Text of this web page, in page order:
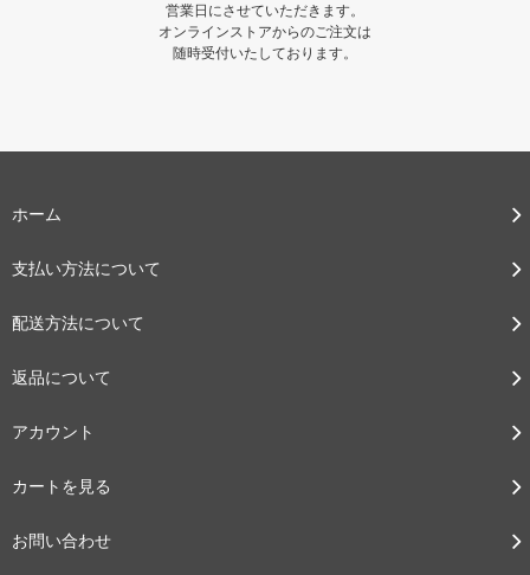
営業日にさせていただきます。
オンラインストアからのご注文は
随時受付いたしております。
ホーム
支払い方法について
配送方法について
返品について
アカウント
カートを見る
お問い合わせ